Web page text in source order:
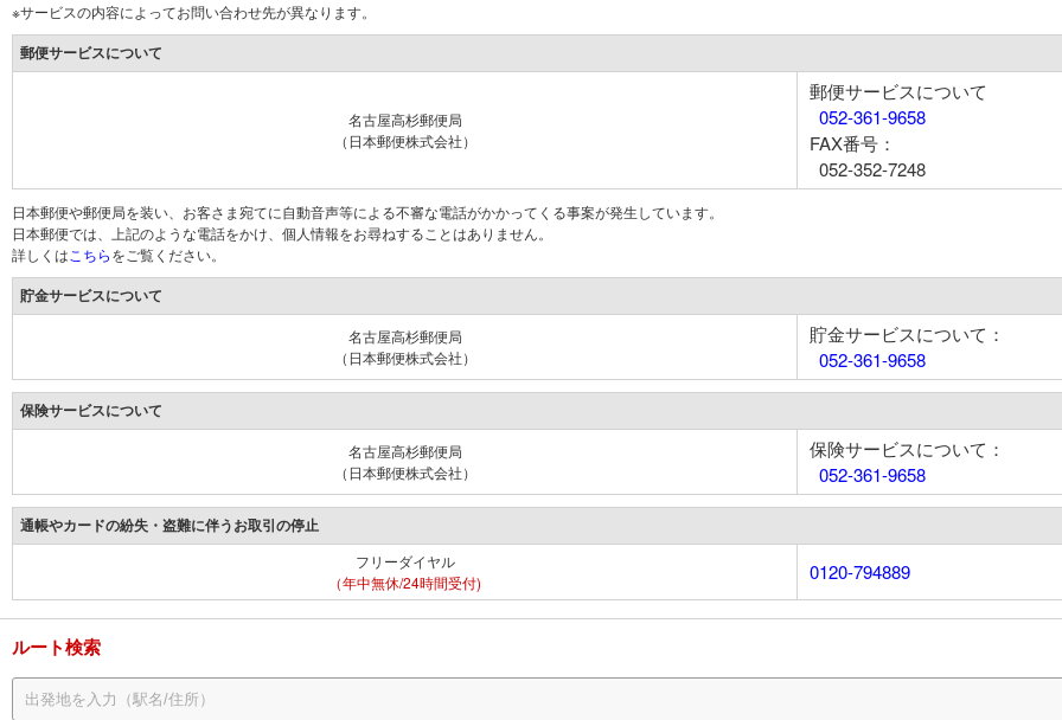
※サービスの内容によってお問い合わせ先が異なります。
郵便サービスについて
名古屋高杉郵便局
（日本郵便株式会社）
郵便サービスについて
052-361-9658
FAX番号：
052-352-7248
日本郵便や郵便局を装い、お客さま宛てに自動音声等による不審な電話がかかってくる事案が発生しています。
日本郵便では、上記のような電話をかけ、個人情報をお尋ねすることはありません。
詳しくは こちらをご覧ください。
貯金サービスについて
名古屋高杉郵便局
（日本郵便株式会社）
貯金サービスについて：
052-361-9658
保険サービスについて
名古屋高杉郵便局
（日本郵便株式会社）
保険サービスについて：
052-361-9658
通帳やカードの紛失・盗難に伴うお取引の停止
フリーダイヤル
（年中無休/24時間受付)
0120-794889
ルート検索